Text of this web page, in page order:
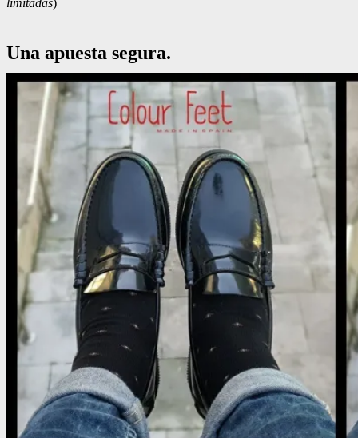
limitadas)
Una apuesta segura.